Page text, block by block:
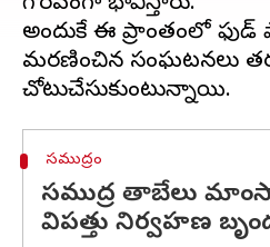
అందుకే ఈ ప్రాంతంలో
మరణించిన సంఘటనలు
సముద్రం
సముద్ర తాబేలు
విపత్తు నిర్వహణ